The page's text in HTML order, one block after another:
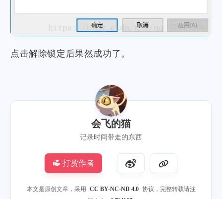
点击解除锁定后果然成功了。
会飞的猫
记录时间带走的东西
打赏作者
本文是原创文章，采用 CC BY-NC-ND 4.0 协议，完整转载请注